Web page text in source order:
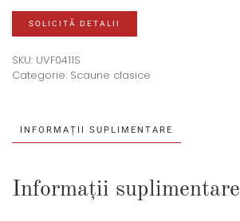
SOLICITĂ DETALII
SKU: UVF0411S
Categorie: Scaune clasice
INFORMAȚII SUPLIMENTARE
Informații suplimentare